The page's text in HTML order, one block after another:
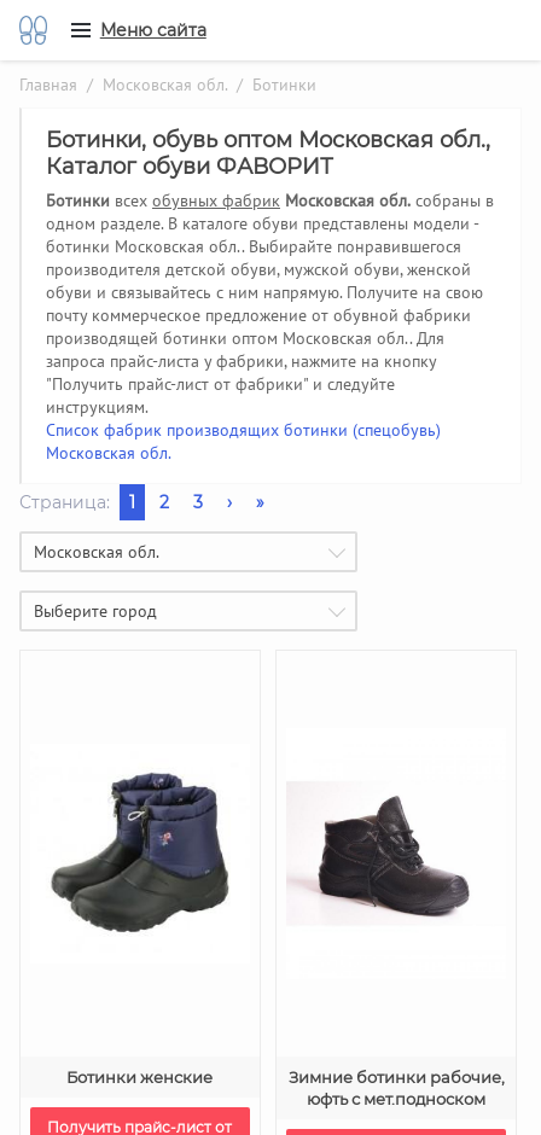
Меню сайта
Главная / Московская обл. / Ботинки
Ботинки, обувь оптом Московская обл.,
Каталог обуви ФАВОРИТ
Ботинки всех обувных фабрик Московская обл. собраны в
одном разделе. В каталоге обуви представлены модели -
ботинки Московская обл.. Выбирайте понравившегося
производителя детской обуви, мужской обуви, женской
обуви и связывайтесь с ним напрямую. Получите на свою
почту коммерческое предложение от обувной фабрики
производящей ботинки оптом Московская обл.. Для
запроса прайс-листа у фабрики, нажмите на кнопку
"Получить прайс-лист от фабрики" и следуйте
инструкциям.
Список фабрик производящих ботинки (спецобувь)
Московская обл.
Страница: 1 2 3 › »
Московская обл.
Выберите город
Ботинки женские
Получить прайс-лист от
Зимние ботинки рабочие,
юфть с мет.подноском